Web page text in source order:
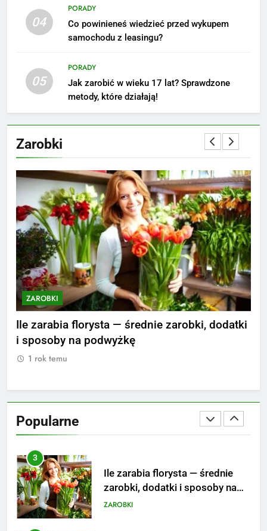
04
PORADY
Co powinieneś wiedzieć przed wykupem
samochodu z leasingu?
05
PORADY
Jak zarobić w wieku 17 lat? Sprawdzone
metody, które działają!
Zarobki
ZAROBKI
Ile zarabia florysta — średnie zarobki, dodatki
i sposoby na podwyżkę
1 rok temu
Popularne
zainspirują
ZAROBKI
Jak przygotować się finansowo
na narodziny dziecka: ile to
8
opinie i zarobki
PRACA
1
Ile zarabia striptizer: poznaj
aktualne stawki męskiego
striptizera
ZAROBKI
2
poznaj średnie zarobki na tym
stanowisku
ZAROBKI
zarobki, dodatki i sposoby na
4
Ile zarabia nauczyciel
matematyki: średnie zarobki,
dodatki i perspektywy
ZAROBKI